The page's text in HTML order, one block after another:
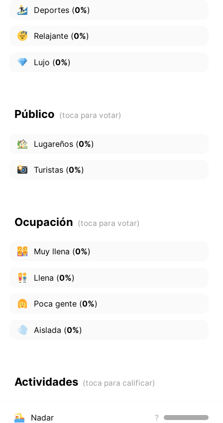
Deportes(0%)
Relajante(0%)
Lujo (0%)
Público
Lugareños(0%)
Turistas(0%)
Ocupación
Muy llena (0%)
Llena (0%)
Poca gente(0%)
Aislada (0%)
Actividades
Nadar ?